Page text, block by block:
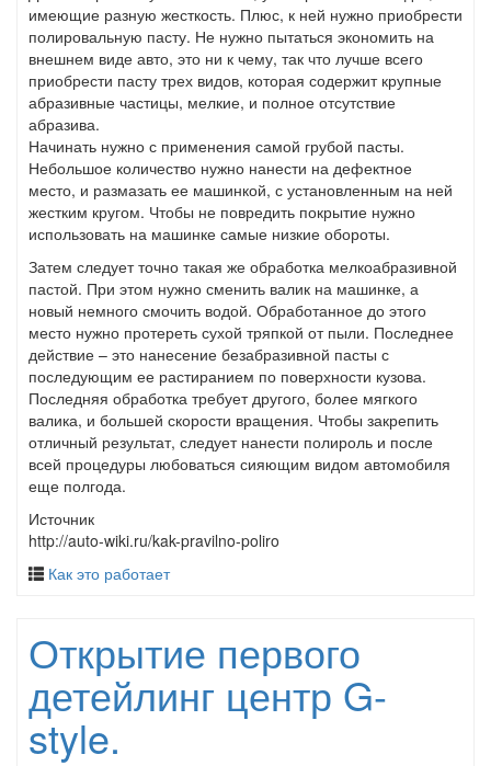
имеющие разную жесткость. Плюс, к ней нужно приобрести
полировальную пасту. Не нужно пытаться экономить на
внешнем виде авто, это ни к чему, так что лучше всего
приобрести пасту трех видов, которая содержит крупные
абразивные частицы, мелкие, и полное отсутствие
абразива.
Начинать нужно с применения самой грубой пасты.
Небольшое количество нужно нанести на дефектное
место, и размазать ее машинкой, с установленным на ней
жестким кругом. Чтобы не повредить покрытие нужно
использовать на машинке самые низкие обороты.
Затем следует точно такая же обработка мелкоабразивной
пастой. При этом нужно сменить валик на машинке, а
новый немного смочить водой. Обработанное до этого
место нужно протереть сухой тряпкой от пыли. Последнее
действие – это нанесение безабразивной пасты с
последующим ее растиранием по поверхности кузова.
Последняя обработка требует другого, более мягкого
валика, и большей скорости вращения. Чтобы закрепить
отличный результат, следует нанести полироль и после
всей процедуры любоваться сияющим видом автомобиля
еще полгода.
Источник
http://auto-wiki.ru/kak-pravilno-poliro
Как это работает
Открытие первого
детейлинг центр G-
style.